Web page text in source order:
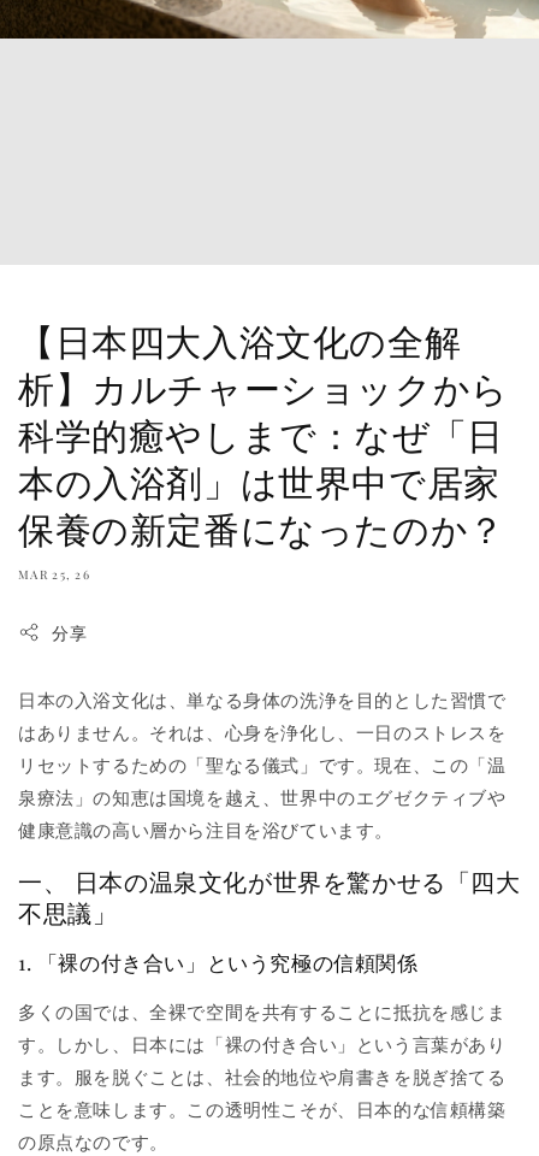
【日本四大入浴文化の全解
析】カルチャーショックから
科学的癒やしまで：なぜ「日
本の入浴剤」は世界中で居家
保養の新定番になったのか？
MAR 25, 26
分享
日本の入浴文化は、単なる身体の洗浄を目的とした習慣で
はありません。それは、心身を浄化し、一日のストレスを
リセットするための「聖なる儀式」です。現在、この「温
泉療法」の知恵は国境を越え、世界中のエグゼクティブや
健康意識の高い層から注目を浴びています。
一、 日本の温泉文化が世界を驚かせる「四大
不思議」
1. 「裸の付き合い」という究極の信頼関係
多くの国では、全裸で空間を共有することに抵抗を感じま
す。しかし、日本には「裸の付き合い」という言葉があり
ます。服を脱ぐことは、社会的地位や肩書きを脱ぎ捨てる
ことを意味します。この透明性こそが、日本的な信頼構築
の原点なのです。